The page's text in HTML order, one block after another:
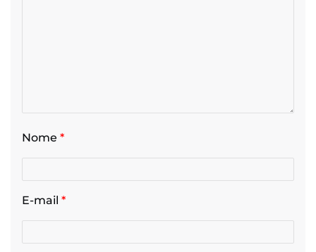
Nome *
E-mail *